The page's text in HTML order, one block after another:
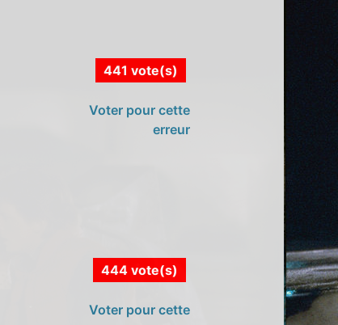
441 vote(s)
Voter pour cette
erreur
444 vote(s)
Voter pour cette